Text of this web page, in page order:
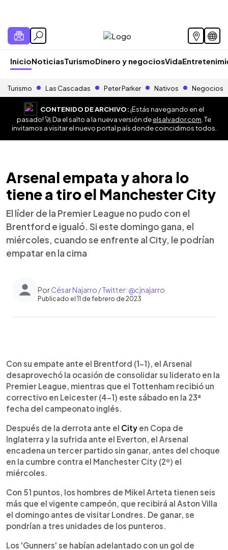
InicioNoticiasTurismoDinero y negociosVida
Turismo Las Cascadas Peter Parker Nativos Negocios
CONTENIDO DE ARCHIVO:¡Estás navegando en el
pasado! 🚀 Da el salto a la nueva versión deelsalvador.com . Te
invitamos a visitar el nuevo portal país donde coincidimos todos.
Arsenal empata y ahora lo
tiene a tiro el Manchester City
El líder de la Premier League no pudo con el
Brentford e igualó. Si este domingo gana, el
miércoles, cuando se enfrente al City, le podrían
empatar en la cima
PorCésar Najarro / Twitter: @cjnajarro
Publicado el 11 de febrero de 2023
Escuchar artículo
Con su empate ante el Brentford (1-1), el Arsenal
desaprovechó la ocasión de consolidar su liderato en la
Premier League, mientras que el Tottenham recibió un
correctivo en Leicester (4-1) este sábado en la 23ª
fecha del campeonato inglés.
Después de la derrota ante el City en Copa de
Inglaterra y la sufrida ante el Everton, el Arsenal
encadena un tercer partido sin ganar, antes del choque
en la cumbre contra el Manchester City (2º) el
miércoles.
Con 51 puntos, los hombres de Mikel Arteta tienen seis
más que el vigente campeón, que recibirá al Aston Villa
el domingo antes de visitar Londres. De ganar, se
pondrían a tres unidades de los punteros.
Los 'Gunners' se habían adelantado con un gol de